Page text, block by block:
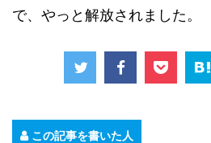
で、やっと解放されました。
この記事を書いた人